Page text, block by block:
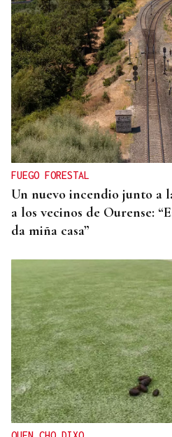
ENTREVISTA
Jorge Vázquez: "Nuestro
creando valor para el
que lo hace posible"
FUEGO FORESTAL
Un nuevo incendio junto a
a los vecinos de Ourense:
da miña casa”